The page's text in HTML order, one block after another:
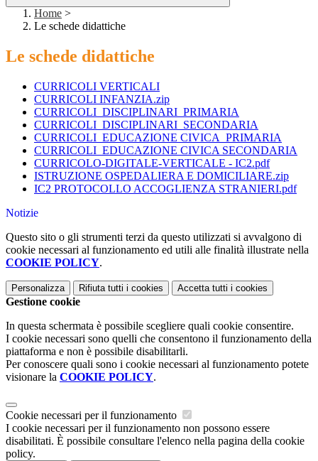
Home >
Le schede didattiche
Le schede didattiche
CURRICOLI VERTICALI
CURRICOLI INFANZIA.zip
CURRICOLI_DISCIPLINARI_PRIMARIA
CURRICOLI_DISCIPLINARI_SECONDARIA
CURRICOLI_EDUCAZIONE CIVICA_PRIMARIA
CURRICOLI_EDUCAZIONE CIVICA SECONDARIA
CURRICOLO-DIGITALE-VERTICALE - IC2.pdf
ISTRUZIONE OSPEDALIERA E DOMICILIARE.zip
IC2 PROTOCOLLO ACCOGLIENZA STRANIERI.pdf
Notizie
Questo sito o gli strumenti terzi da questo utilizzati si avvalgono di
cookie necessari al funzionamento ed utili alle finalità illustrate nella
COOKIE POLICY.
Personalizza Rifiuta tutti i cookies Accetta tutti i cookies
Gestione cookie
In questa schermata è possibile scegliere quali cookie consentire.
I cookie necessari sono quelli che consentono il funzionamento della
piattaforma e non è possibile disabilitarli.
Per conoscere quali sono i cookie necessari al funzionamento potete
visionare la COOKIE POLICY.
Cookie necessari per il funzionamento
I cookie necessari per il funzionamento non possono essere
disabilitati. È possibile consultare l'elenco nella pagina della cookie
policy.